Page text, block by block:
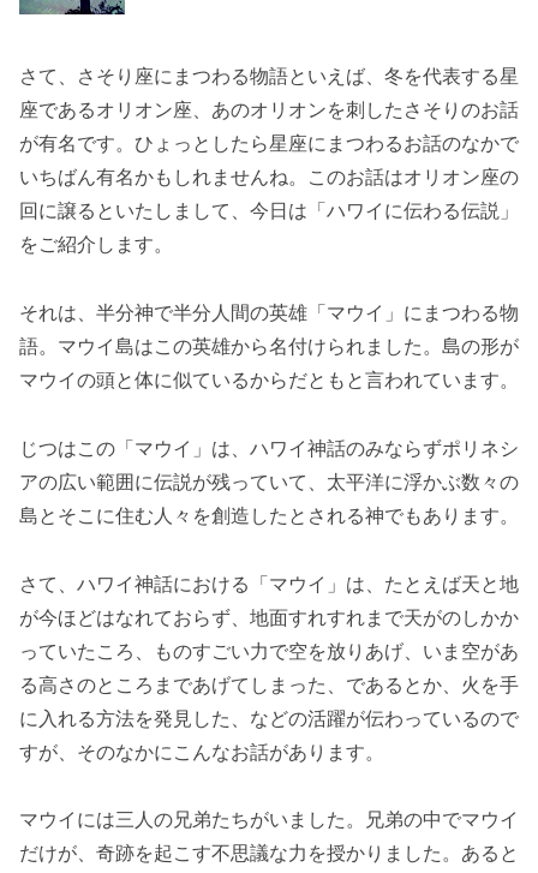
さて、さそり座にまつわる物語といえば、冬を代表する星
座であるオリオン座、あのオリオンを刺したさそりのお話
が有名です。ひょっとしたら星座にまつわるお話のなかで
いちばん有名かもしれませんね。このお話はオリオン座の
回に譲るといたしまして、今日は「ハワイに伝わる伝説」
をご紹介します。
それは、半分神で半分人間の英雄「マウイ」にまつわる物
語。マウイ島はこの英雄から名付けられました。島の形が
マウイの頭と体に似ているからだともと言われています。
じつはこの「マウイ」は、ハワイ神話のみならずポリネシ
アの広い範囲に伝説が残っていて、太平洋に浮かぶ数々の
島とそこに住む人々を創造したとされる神でもあります。
さて、ハワイ神話における「マウイ」は、たとえば天と地
が今ほどはなれておらず、地面すれすれまで天がのしかか
っていたころ、ものすごい力で空を放りあげ、いま空があ
る高さのところまであげてしまった、であるとか、火を手
に入れる方法を発見した、などの活躍が伝わっているので
すが、そのなかにこんなお話があります。
マウイには三人の兄弟たちがいました。兄弟の中でマウイ
だけが、奇跡を起こす不思議な力を授かりました。あると